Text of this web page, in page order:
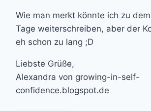
Wie man merkt könnte ich zu
Tage weiterschreiben, aber der
eh schon zu lang ;D
Liebste Grüße,
Alexandra von growing-in-self-
confidence.blogspot.de